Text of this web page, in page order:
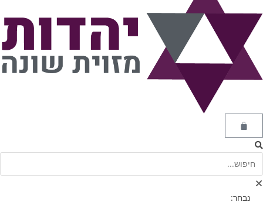
נבחר: